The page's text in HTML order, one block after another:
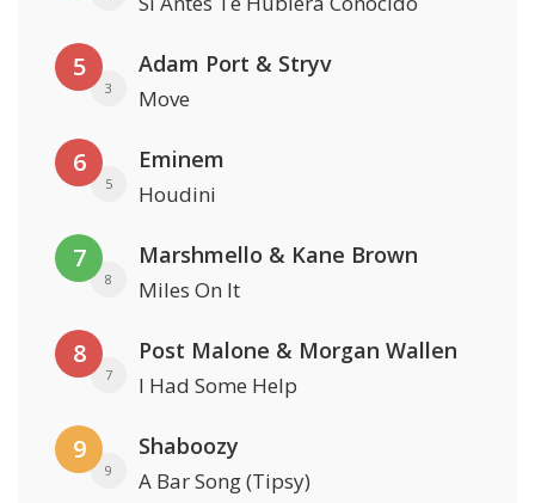
5
3
Adam Port & Stryv
Move
6
5
Eminem
Houdini
7
8
Marshmello & Kane Brown
Miles On It
8
7
Post Malone & Morgan Wallen
I Had Some Help
9
9
Shaboozy
A Bar Song (Tipsy)